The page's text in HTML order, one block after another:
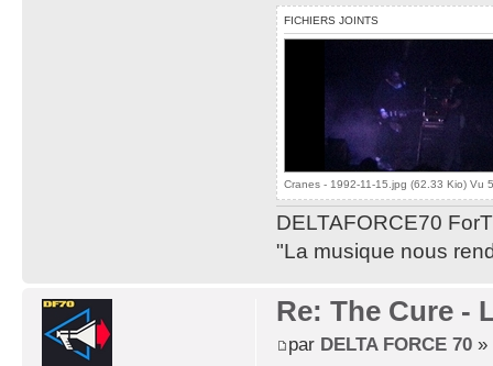
FICHIERS JOINTS
Cranes - 1992-11-15.jpg (62.33 Kio) Vu
DELTAFORCE70
"La musique nous
Re: The Cure -
par DELTA FORCE 70»